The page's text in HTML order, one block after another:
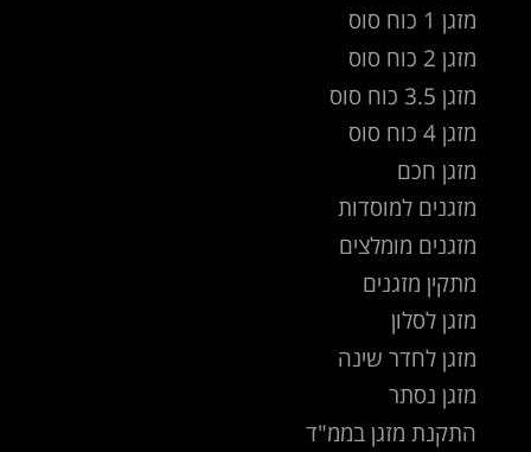
מזגן 1 כוח סוס
מזגן 2 כוח סוס
מזגן 3.5 כוח סוס
מזגן 4 כוח סוס
מזגן חכם
מזגנים למוסדות
מזגנים מומלצים
מתקין מזגנים
מזגן לסלון
מזגן לחדר שינה
מזגן נסתר
התקנת מזגן בממ"ד